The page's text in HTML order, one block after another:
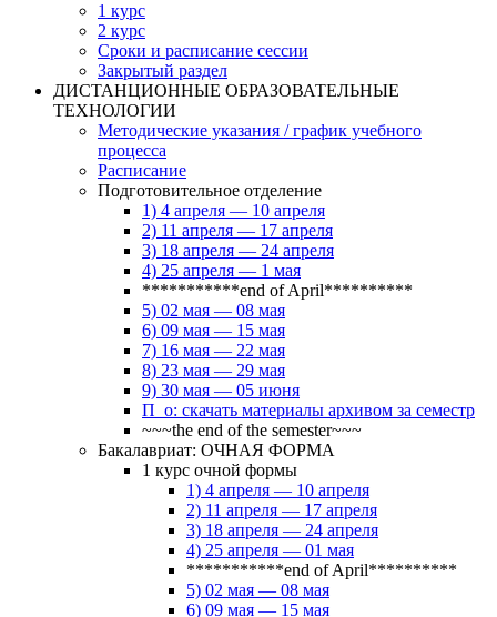
1 курс
2 курс
Сроки и расписание сессии
Закрытый раздел
ДИСТАНЦИОННЫЕ ОБРАЗОВАТЕЛЬНЫЕ
ТЕХНОЛОГИИ
Методические указания / график учебного
процесса
Расписание
Подготовительное отделение
1) 4 апреля — 10 апреля
2) 11 апреля — 17 апреля
3) 18 апреля — 24 апреля
4) 25 апреля — 1 мая
***********end of April**********
5) 02 мая — 08 мая
6) 09 мая — 15 мая
7) 16 мая — 22 мая
8) 23 мая — 29 мая
9) 30 мая — 05 июня
П_о: скачать материалы архивом за семестр
~~~the end of the semester~~~
Бакалавриат: ОЧНАЯ ФОРМА
1 курс очной формы
1) 4 апреля — 10 апреля
2) 11 апреля — 17 апреля
3) 18 апреля — 24 апреля
4) 25 апреля — 01 мая
***********end of April**********
5) 02 мая — 08 мая
6) 09 мая — 15 мая